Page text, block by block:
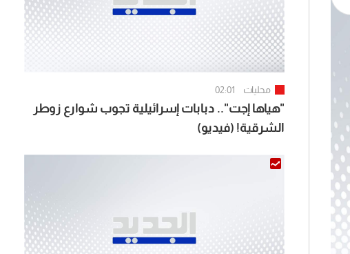
محليات 02:01
"هياها إجت".. دبابات إسرائيلية تجوب شوارع زوطر
الشرقية! (فيديو)